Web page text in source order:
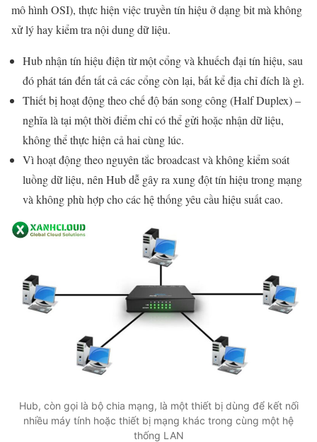
mô hình OSI), thực hiện việc truyền tín hiệu ở dạng bit mà không
xử lý hay kiểm tra nội dung dữ liệu.
Hub nhận tín hiệu điện từ một cổng và khuếch đại tín hiệu, sau
đó phát tán đến tất cả các cổng còn lại, bất kể địa chỉ đích là gì.
Thiết bị hoạt động theo chế độ bán song công (Half Duplex) –
nghĩa là tại một thời điểm chỉ có thể gửi hoặc nhận dữ liệu,
không thể thực hiện cả hai cùng lúc.
Vì hoạt động theo nguyên tắc broadcast và không kiểm soát
luồng dữ liệu, nên Hub dễ gây ra xung đột tín hiệu trong mạng
và không phù hợp cho các hệ thống yêu cầu hiệu suất cao.
Hub, còn gọi là bộ chia mạng, là một thiết bị dùng để kết nối
nhiều máy tính hoặc thiết bị mạng khác trong cùng một hệ
thống LAN